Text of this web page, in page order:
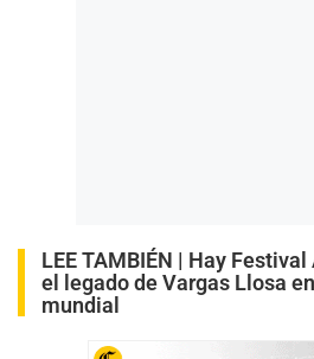
LEE TAMBIÉN | Hay Festival
el legado de Vargas Llosa
mundial